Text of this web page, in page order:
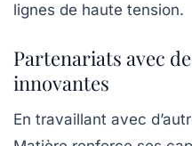
lignes de haute tension.
Partenariats avec
innovantes
En travaillant avec